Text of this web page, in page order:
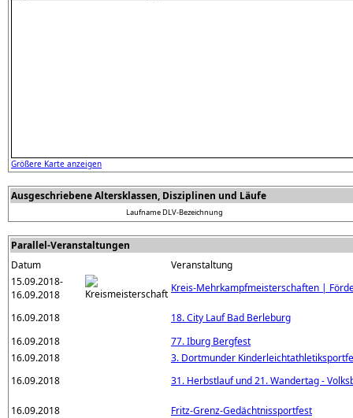
Größere Karte anzeigen
Ausgeschriebene Altersklassen, Disziplinen und Läufe
LaufnameDLV-Bezeichnung
Parallel-Veranstaltungen
Datum
Veranstaltung
15.09.2018-
16.09.2018
Kreis-Mehrkampfmeisterschaften |
16.09.2018
18. City Lauf Bad Berleburg
16.09.2018
77. Iburg Bergfest
16.09.2018
3. Dortmunder
16.09.2018
31. Herbstlauf und 21. Wandertag -
16.09.2018
Fritz-Grenz-Gedächtnissportfest